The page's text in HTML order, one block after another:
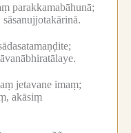
parakkamabāhunā;
jetavane imaṃ;
akāsiṃ